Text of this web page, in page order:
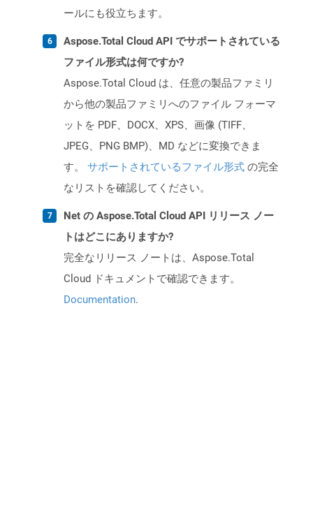
ールにも役立ちます。
Aspose.Total Cloud API でサポートされている
ファイル形式は何ですか?
Aspose.Total Cloud は、任意の製品ファミリ
から他の製品ファミリへのファイル フォーマ
ットを PDF、DOCX、XPS、画像 (TIFF、
JPEG、PNG BMP)、MD などに変換できま
す。 サポートされているファイル形式 の完全
なリストを確認してください。
Net の Aspose.Total Cloud API リリース ノー
トはどこにありますか?
完全なリリース ノートは、Aspose.Total
Cloud ドキュメントで確認できます。
Documentation.